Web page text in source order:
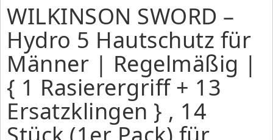
WILKINSON SWORD –
Hydro 5 Hautschutz für
Männer | Regelmäßig |
{ 1 Rasierergriff + 13
Ersatzklingen } , 14